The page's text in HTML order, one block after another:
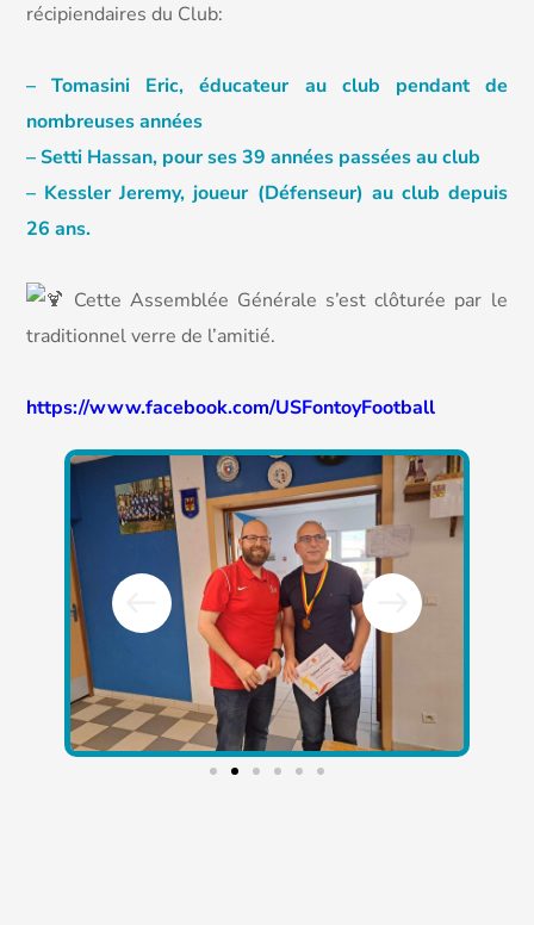
récipiendaires du Club:
– Tomasini Eric, éducateur au club pendant de
nombreuses années
– Setti Hassan, pour ses 39 années passées au club
– Kessler Jeremy, joueur (Défenseur) au club depuis
26 ans.
Cette Assemblée Générale s’est clôturée par le
traditionnel verre de l’amitié.
https://www.facebook.com/USFontoyFootball